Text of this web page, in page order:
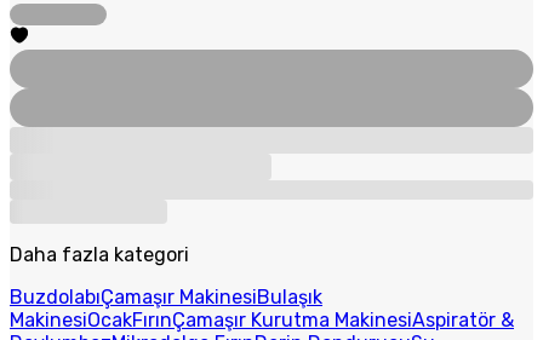
Daha fazla kategori
BuzdolabıÇamaşır MakinesiBulaşık
MakinesiOcakFırınÇamaşır Kurutma MakinesiAspiratör &